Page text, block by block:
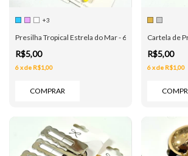
+3
Presilha Tropical Estrela do Mar - 6 Cores
R$5,00
6xde R$1,00
COMPRAR
Cartela de
R$5,00
6 xde R$1,00